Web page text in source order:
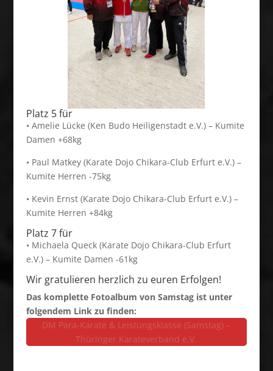
Platz 5 für
• Amelie Lücke (Ken Budo Heiligenstadt e.V.) – Kumite
Damen +68kg
• Paul Matkey (Karate Dojo Chikara-Club Erfurt e.V.) –
Kumite Herren -75kg
• Kevin Ernst (Karate Dojo Chikara-Club Erfurt e.V.) –
Kumite Herren +84kg
Platz 7 für
• Michaela Queck (Karate Dojo Chikara-Club Erfurt
e.V.) – Kumite Damen -61kg
Wir gratulieren herzlich zu euren Erfolgen!
Das komplette Fotoalbum von Samstag ist unter
folgendem Link zu finden:
DM Para-Karate & Leistungsklasse (Samstag) –
Thüringer Karateverband e.V.